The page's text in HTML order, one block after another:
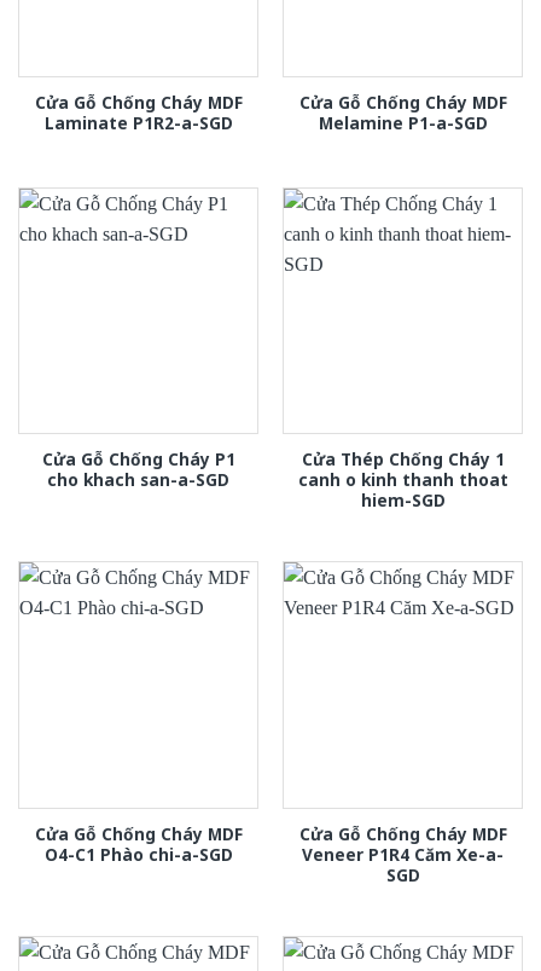
Cửa Gỗ Chống Cháy MDF
Laminate P1R2-a-SGD
Cửa Gỗ Chống Cháy MDF
Melamine P1-a-SGD
Cửa Gỗ Chống Cháy P1
cho khach san-a-SGD
Cửa Thép Chống Cháy 1
canh o kinh thanh thoat
hiem-SGD
Cửa Gỗ Chống Cháy MDF
O4-C1 Phào chi-a-SGD
Cửa Gỗ Chống Cháy MDF
Veneer P1R4 Căm Xe-a-
SGD